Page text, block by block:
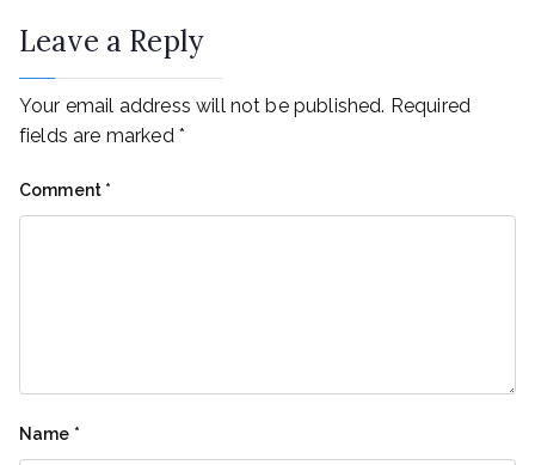
Leave a Reply
Your email address will not be published. Required
fields are marked *
Comment *
Name *